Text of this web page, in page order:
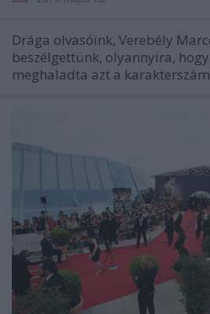
Drága olvasóink, Verebély
beszélgettünk, olyannyira,
meghaladta azt a